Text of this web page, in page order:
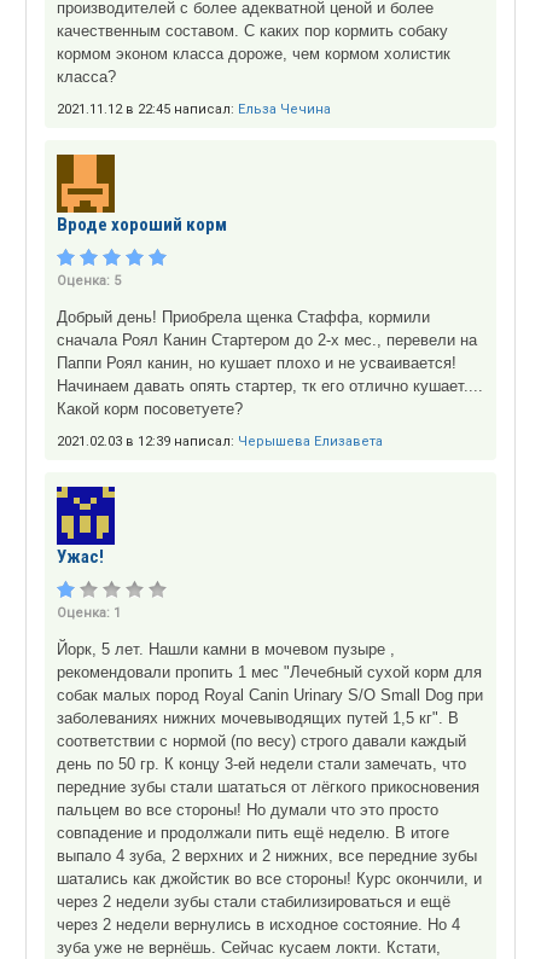
производителей с более адекватной ценой и более
качественным составом. С каких пор кормить собаку
кормом эконом класса дороже, чем кормом холистик
класса?
2021.11.12 в 22:45 написал: Ельза Чечина
Вроде хороший корм
Оценка: 5
Добрый день! Приобрела щенка Стаффа, кормили
сначала Роял Канин Стартером до 2-х мес., перевели на
Паппи Роял канин, но кушает плохо и не усваивается!
Начинаем давать опять стартер, тк его отлично кушает....
Какой корм посоветуете?
2021.02.03 в 12:39 написал: Черышева Елизавета
Ужас!
Оценка: 1
Йорк, 5 лет. Нашли камни в мочевом пузыре ,
рекомендовали пропить 1 мес "Лечебный сухой корм для
собак малых пород Royal Canin Urinary S/O Small Dog при
заболеваниях нижних мочевыводящих путей 1,5 кг". В
соответствии с нормой (по весу) строго давали каждый
день по 50 гр. К концу 3-ей недели стали замечать, что
передние зубы стали шататься от лёгкого прикосновения
пальцем во все стороны! Но думали что это просто
совпадение и продолжали пить ещё неделю. В итоге
выпало 4 зуба, 2 верхних и 2 нижних, все передние зубы
шатались как джойстик во все стороны! Курс окончили, и
через 2 недели зубы стали стабилизироваться и ещё
через 2 недели вернулись в исходное состояние. Но 4
зуба уже не вернёшь. Сейчас кусаем локти. Кстати,